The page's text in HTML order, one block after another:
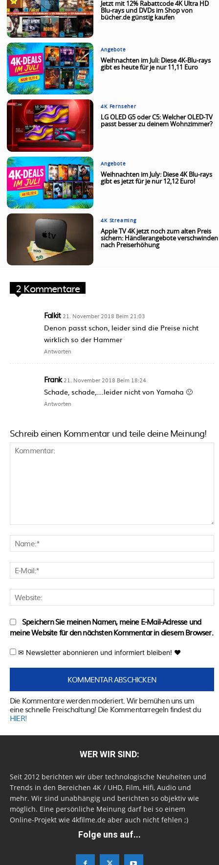
Jetzt mit 12% Rabattcode 4K Ultra HD
Blu-rays und DVDs im Shop von
bücher.de günstig kaufen
Angebote
Weihnachten im Juli: Diese 4K-Blu-rays
gibt es heute für je nur 11,11 Euro
4K Fernseher
LG OLED G5 oder C5: Welcher OLED-TV
passt besser zu deinem Wohnzimmer?
Angebote
Weihnachten im July: Diese 4K Blu-rays
gibt es jetzt für je nur 12,12 Euro!
4K Streaming
Apple TV 4K jetzt noch zum alten Preis
sichern: Händlerangebote verschwinden
nach Preiserhöhung
2 Kommentare
Falkit 21. November 2018 Beim 21:03
Denon passt schon, leider sind die Preise nicht
wirklich so der Hammer
Antworten
Frank 21. November 2018 Beim 18:24
Schade, schade,….leider nicht von Yamaha 🙁
Antworten
Schreib einen Kommentar und teile deine Meinung!
Speichern Sie meinen Namen, meine E-Mail-Adresse und
meine Website für den nächsten Kommentar in diesem Browser.
✉ Newsletter abonnieren und informiert bleiben! ♥
Die Kommentare werden moderiert. Wir bemühen uns um
eine schnelle Freischaltung! Die Kommentarregeln findest du
HIER!
WER WIR SIND:
Seit 2012 berichten wir über technologische Neuheiten und
Trends in den Bereichen 4K / UHD, Film, Hifi, Audio und
mehr. Wir sind unabhängig und berichten so objektiv wie
möglich. Eine persönliche Meinung darf bei so einem
Online-Projekt wie 4kfilme.de aber auch nicht fehlen ;)
Folge uns auf...